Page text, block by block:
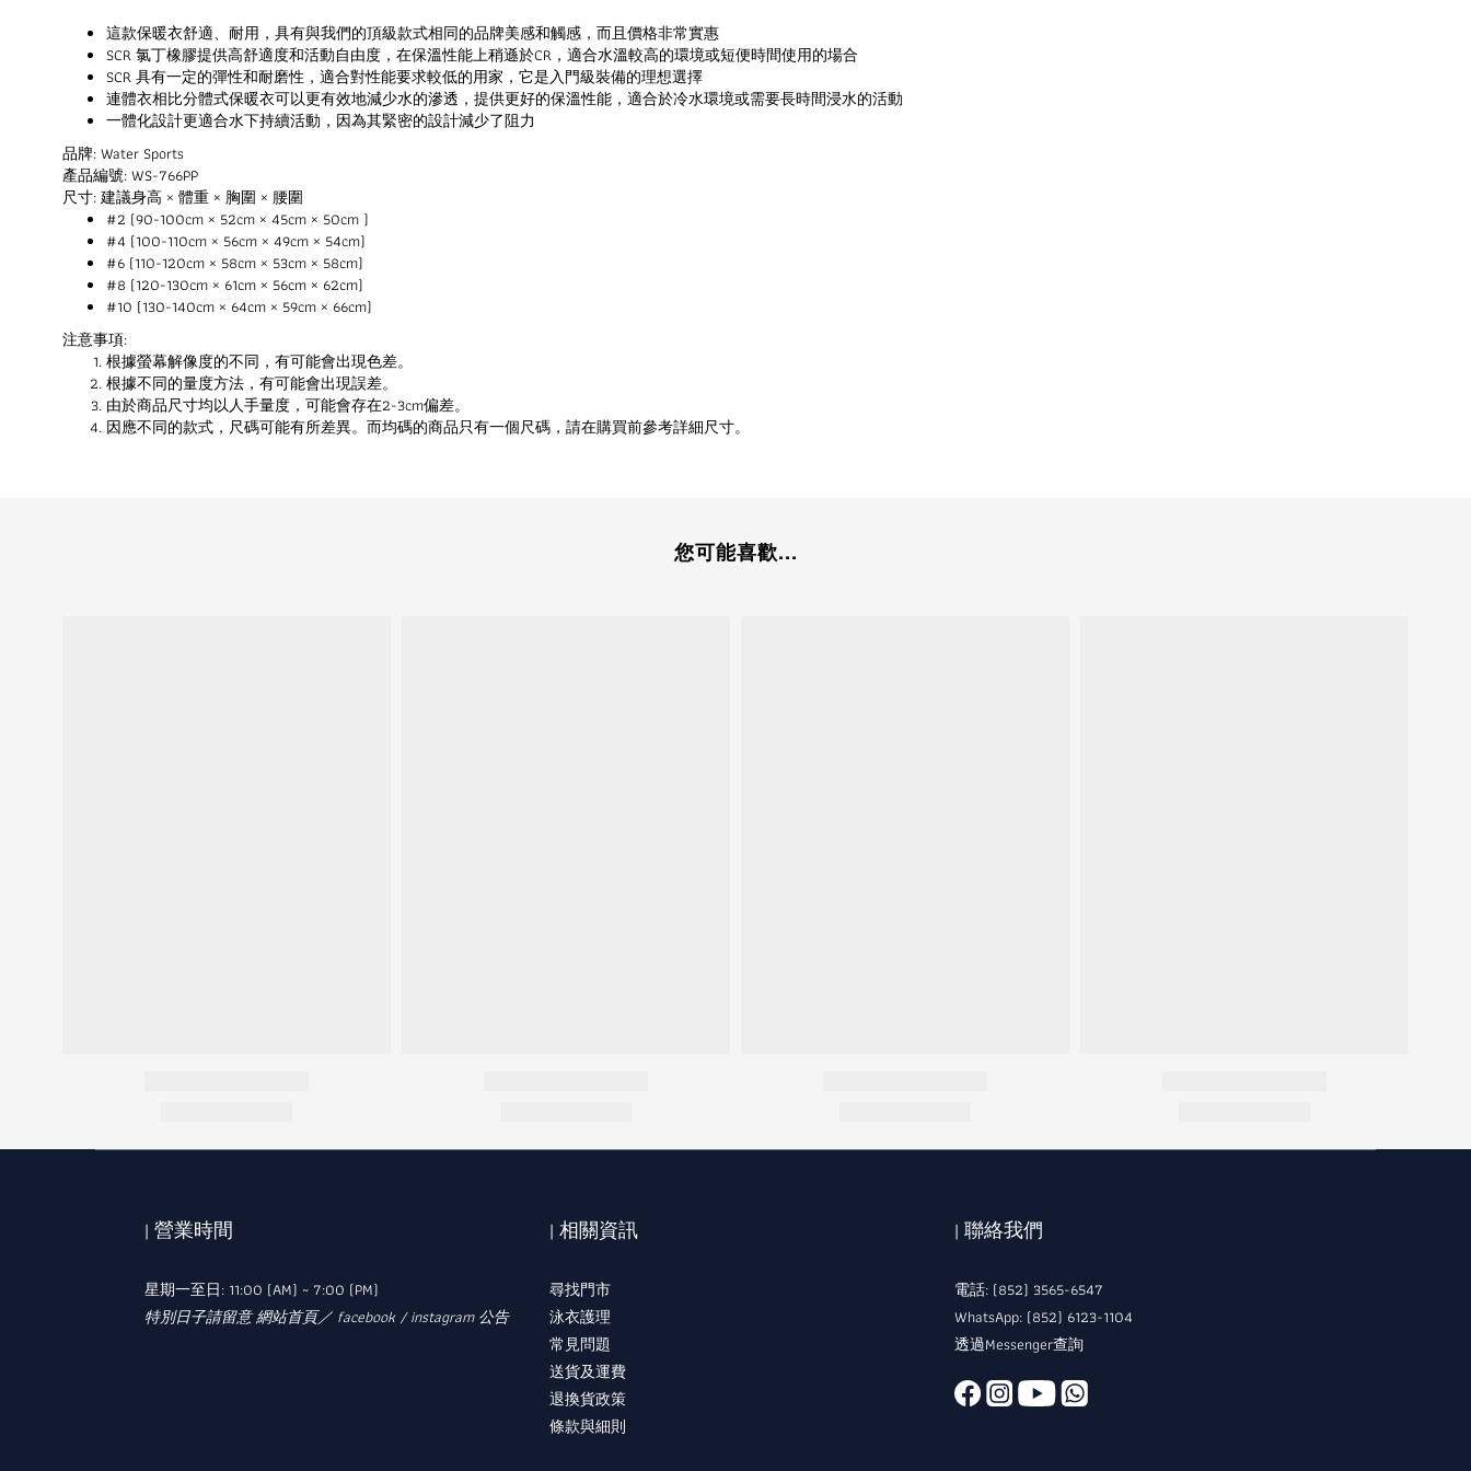
這款保暖衣舒適、耐用，具有與我們的頂級款式相同的品牌美感和觸感，而且價格非常實惠
SCR 氯丁橡膠提供高舒適度和活動自由度，在保溫性能上稍遜於CR，適合水溫較高的環境或短便時間使用的場合
SCR 具有一定的彈性和耐磨性，適合對性能要求較低的用家，它是入門級裝備的理想選擇
連體衣相比分體式保暖衣可以更有效地減少水的滲透，提供更好的保溫性能，適合於冷水環境或需要長時間浸水的活動
一體化設計更適合水下持續活動，因為其緊密的設計減少了阻力
品牌: Water Sports
產品編號: WS-766PP
尺寸: 建議身高 × 體重 × 胸圍 × 腰圍
#2 (90-100cm × 52cm × 45cm × 50cm )
#4 (100-110cm × 56cm × 49cm × 54cm)
#6 (110-120cm × 58cm × 53cm × 58cm)
#8 (120-130cm × 61cm × 56cm × 62cm)
#10 (130-140cm × 64cm × 59cm × 66cm)
注意事項:
根據螢幕解像度的不同，有可能會出現色差。
根據不同的量度方法，有可能會出現誤差。
由於商品尺寸均以人手量度，可能會存在2-3cm偏差。
因應不同的款式，尺碼可能有所差異。而均碼的商品只有一個尺碼，請在購買前參考詳細尺寸。
您可能喜歡...
| 營業時間
星期一至日: 11:00 (AM) ~ 7:00 (PM)
特別日子請留意 網站首頁／ facebook / instagram 公告
| 相關資訊
尋找門市
泳衣護理
常見問題
送貨及運費
退換貨政策
條款與細則
| 聯絡我們
電話: (852) 3565-6547
WhatsApp: (852) 6123-1104
透過Messenger查詢